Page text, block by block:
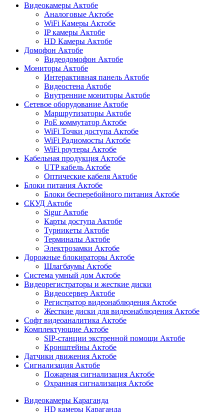
Видеокамеры Актобе
Аналоговые Актобе
WiFi Камеры Актобе
IP камеры Актобе
HD Камеры Актобе
Домофон Актобе
Видеодомофон Актобе
Мониторы Актобе
Интерактивная панель Актобе
Видеостена Актобе
Внутренние мониторы Актобе
Сетевое оборудование Актобе
Маршрутизаторы Актобе
PoE коммутатор Актобе
WiFi Точки доступа Актобе
WiFi Радиомосты Актобе
WiFi роутеры Актобе
Кабельная продукция Актобе
UTP кабель Актобе
Оптические кабеля Актобе
Блоки питания Актобе
Блоки бесперебойного питания Актобе
СКУД Актобе
Sigur Актобе
Карты доступа Актобе
Турникеты Актобе
Терминалы Актобе
Электрозамки Актобе
Дорожные блокираторы Актобе
Шлагбаумы Актобе
Система умный дом Актобе
Видеорегистраторы и жесткие диски
Видеосервер Актобе
Регистратор видеонаблюдения Актобе
Жесткие диски для видеонаблюдения Актобе
Софт видеоаналитика Актобе
Комплектующие Актобе
SIP-станции экстренной помощи Актобе
Кронштейны Актобе
Датчики движения Актобе
Сигнализация Актобе
Пожарная сигнализация Актобе
Охранная сигнализация Актобе
Видеокамеры Караганда
HD камеры Караганда